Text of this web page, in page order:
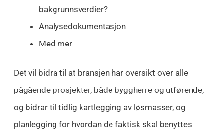
bakgrunnsverdier?
Analysedokumentasjon
Med mer
Det vil bidra til at bransjen har oversikt over alle
pågående prosjekter, både byggherre og utførende,
og bidrar til tidlig kartlegging av løsmasser, og
planlegging for hvordan de faktisk skal benyttes